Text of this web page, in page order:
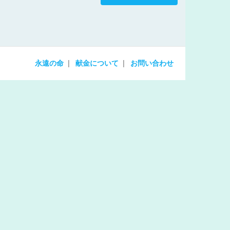
永遠の命 献金について お問い合わせ